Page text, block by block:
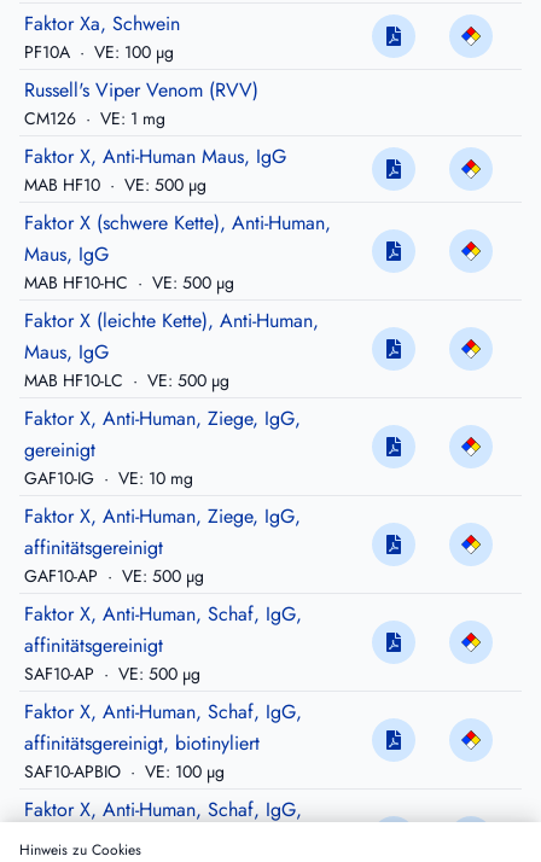
Faktor Xa, Schwein
PF10A · VE: 100 µg
Russell's Viper Venom (RVV)
CM126 · VE: 1 mg
Faktor X, Anti-Human Maus, IgG
MAB HF10 · VE: 500 µg
Faktor X (schwere Kette), Anti-Human,
Maus, IgG
MAB HF10-HC · VE: 500 µg
Faktor X (leichte Kette), Anti-Human,
Maus, IgG
MAB HF10-LC · VE: 500 µg
Faktor X, Anti-Human, Ziege, IgG,
gereinigt
GAF10-IG · VE: 10 mg
Faktor X, Anti-Human, Ziege, IgG,
affinitätsgereinigt
GAF10-AP · VE: 500 µg
Faktor X, Anti-Human, Schaf, IgG,
affinitätsgereinigt
SAF10-AP · VE: 500 µg
Faktor X, Anti-Human, Schaf, IgG,
affinitätsgereinigt, biotinyliert
SAF10-APBIO · VE: 100 µg
Faktor X, Anti-Human, Schaf, IgG,
affinitätsgereinigt, FITC-konjugiert
Hinweis zu Cookies